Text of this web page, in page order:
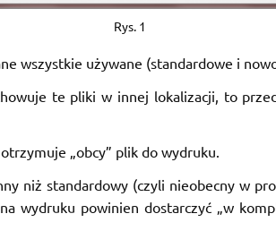
Rys. 1
wszystkie używane (standardowe i
te pliki w innej lokalizacji, to
„obcy” plik do wydruku.
niż standardowy (czyli nieobecny w
wydruku powinien dostarczyć „w